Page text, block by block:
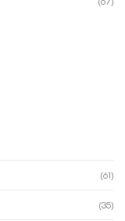
(61)
(35)